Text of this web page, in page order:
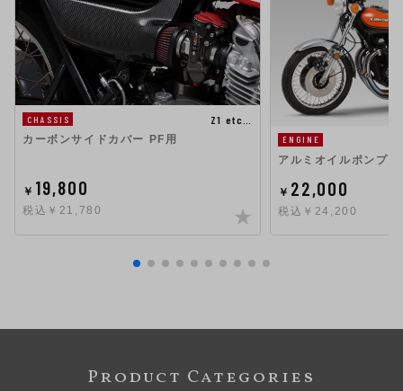
CHASSIS
Z1 etc…
カーボンサイドカバー PF用
￥ 19,800
税込￥21,780
ENGINE
アルミオイルポンプカ
￥ 22,000
税込￥24,200
Product Categories